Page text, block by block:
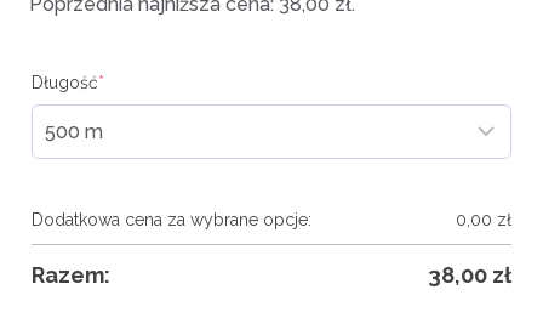
Długość*
Dodatkowa cena za wybrane opcje: 0,00 zł
Razem: 38,00 zł